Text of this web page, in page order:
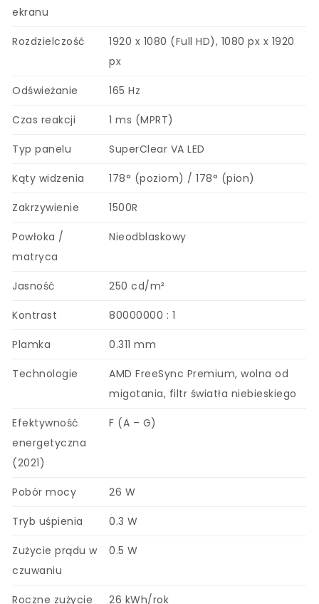
ekranu
Rozdzielczość
1920 x 1080 (Full HD), 1080 px x 1920
px
Odświeżanie 165 Hz
Czas reakcji 1 ms (MPRT)
Typ panelu SuperClear VA LED
Kąty widzenia 178° (poziom) / 178° (pion)
Zakrzywienie 1500R
Powłoka /
matryca
Nieodblaskowy
Jasność 250 cd/m²
Kontrast 80000000 : 1
Plamka 0.311 mm
Technologie
AMD FreeSync Premium, wolna od
migotania, filtr światła niebieskiego
Efektywność
energetyczna
(2021)
F (A – G)
Pobór mocy 26 W
Tryb uśpienia 0.3 W
Zużycie prądu w
czuwaniu
0.5 W
Roczne zużycie 26 kWh/rok